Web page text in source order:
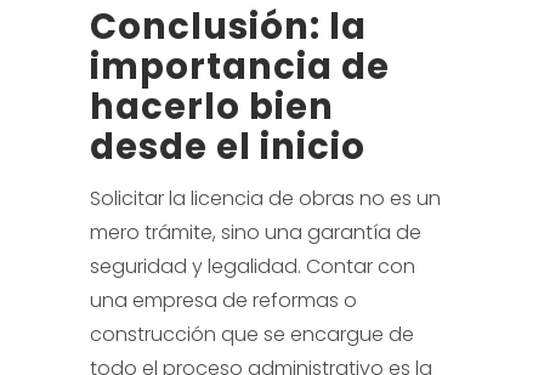
Conclusión: la
importancia de
hacerlo bien
desde el inicio
Solicitar la licencia de obras no es un
mero trámite, sino una garantía de
seguridad y legalidad. Contar con
una empresa de reformas o
construcción que se encargue de
todo el proceso administrativo es la